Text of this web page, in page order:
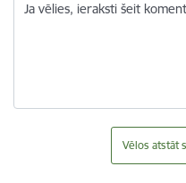
Ja vēlies, ieraksti šeit
Vēlos atstāt